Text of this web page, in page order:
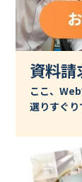
資料請
ここ、
選りすぐり